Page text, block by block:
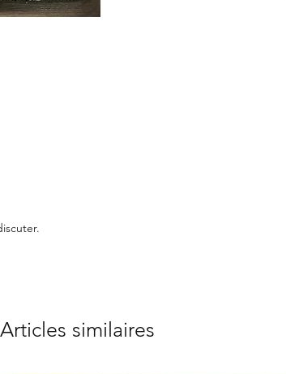
Articles similaires